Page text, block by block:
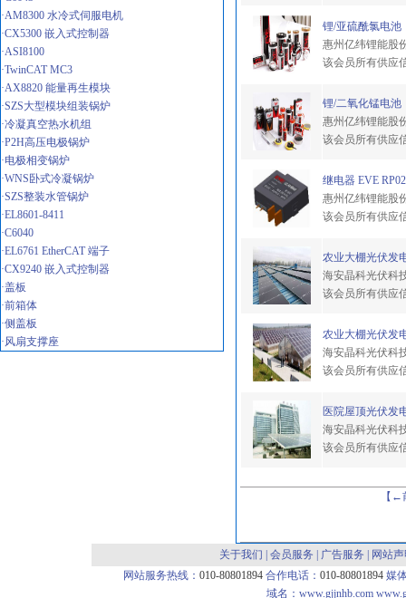
·AM8300 水冷式伺服电机
·CX5300 嵌入式控制器
·ASI8100
·TwinCAT MC3
·AX8820 能量再生模块
·SZS大型模块组装锅炉
·冷凝真空热水机组
·P2H高压电极锅炉
·电极相变锅炉
·WNS卧式冷凝锅炉
·SZS整装水管锅炉
·EL8601-8411
·C6040
·EL6761 EtherCAT 端子
·CX9240 嵌入式控制器
·盖板
·前箱体
·侧盖板
·风扇支撑座
锂/亚硫酰氯电池
惠州亿纬锂能股
该会员所有供应
锂/二氧化锰电池
惠州亿纬锂能股
该会员所有供应
继电器 EVE RP02
惠州亿纬锂能股
该会员所有供应
农业大棚光伏发
海安晶科光伏科
该会员所有供应
农业大棚光伏发
海安晶科光伏科
该会员所有供应
医院屋顶光伏发
海安晶科光伏科
该会员所有供应
【←
关于我们 会员服务 广告服务
网站
网站服务热线： 010-80801894 合作电话： 010-80801894 媒
域名： www.gjjnhb.com